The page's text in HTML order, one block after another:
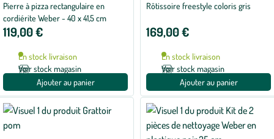
Pierre à pizza rectangulaire en
cordiérite Weber - 40 x 41,5 cm
119,00 €
En stock livraison
Voir stock magasin
Ajouter au panier
Rôtissoire freestyle coloris gris
169,00 €
En stock livraison
Voir stock magasin
Ajouter au panier